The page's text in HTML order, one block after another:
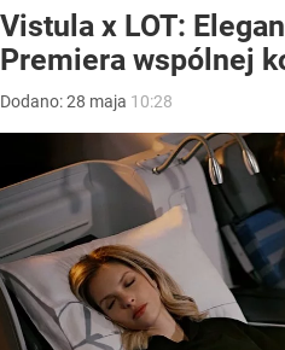
Vistula x LOT:
Premiera wspólnej
Dodano:28 maja 10:28